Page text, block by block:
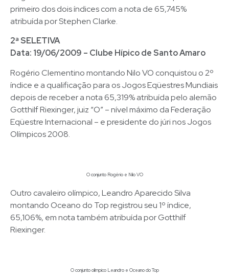
primeiro dos dois índices com a nota de 65,745%
atribuída por Stephen Clarke.
2ª SELETIVA
Data: 19/06/2009 – Clube Hípico de Santo Amaro
Rogério Clementino montando Nilo VO conquistou o 2º
índice e a qualificação para os Jogos Eqüestres Mundiais
depois de receber a nota 65,319% atribuída pelo alemão
Gotthilf Riexinger, juiz “O” – nível máximo da Federação
Eqüestre Internacional – e presidente do júri nos Jogos
Olímpicos 2008.
O conjunto Rogério e Nilo VO
Outro cavaleiro olímpico, Leandro Aparecido Silva
montando Oceano do Top registrou seu 1º índice,
65,106%, em nota também atribuída por Gotthilf
Riexinger.
O conjunto olímpico Leandro e Oceano do Top